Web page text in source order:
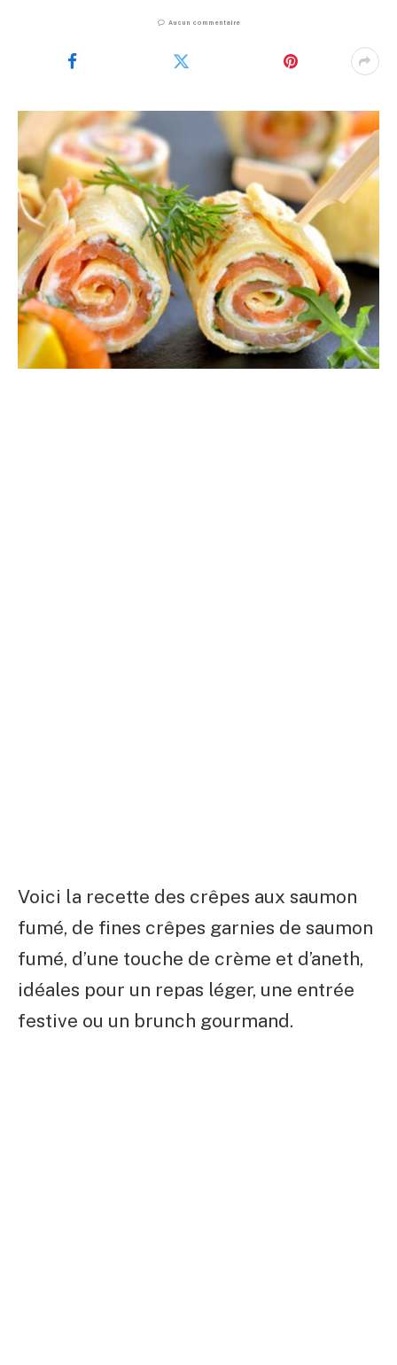
Aucun commentaire
Voici la recette des crêpes aux saumon
fumé, de fines crêpes garnies de saumon
fumé, d’une touche de crème et d’aneth,
idéales pour un repas léger, une entrée
festive ou un brunch gourmand.